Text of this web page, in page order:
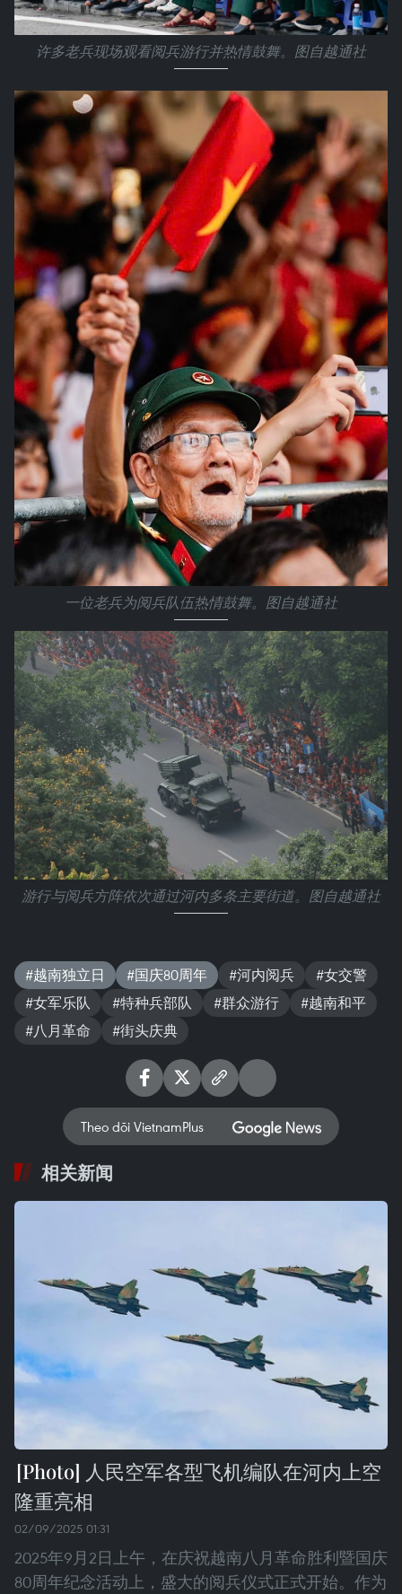
许多老兵现场观看阅兵游行并热情鼓舞。图自越通社
一位老兵为阅兵队伍热情鼓舞。图自越通社
游行与阅兵方阵依次通过河内多条主要街道。图自越通社
#越南独立日 #国庆80周年 #河内阅兵
#女交警
#女军乐队
#特种兵部队 #群众游行
#越南和平
#八月革命
#街头庆典
Theo dõi VietnamPlus
相关新闻
人民空军各型飞机编队在河内上空
隆重亮相
02/09/2025 01:31
2025年9月2日上午，在庆祝越南八月革命胜利暨国庆
80周年纪念活动上，盛大的阅兵仪式正式开始。作为